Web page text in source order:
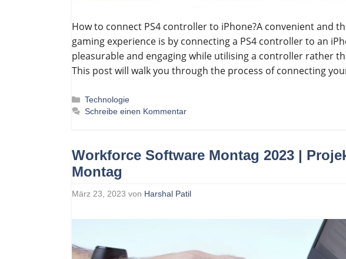
How to connect PS4 controller to iPhone?A convenient and
gaming experience is by connecting a PS4 controller to an
pleasurable and engaging while utilising a controller rather
This post will walk you through the process of connecting
Kategorien
Technologie
Schreibe einen Kommentar
Workforce Software Montag 2023 |
Montag
März 23, 2023 von Harshal Patil